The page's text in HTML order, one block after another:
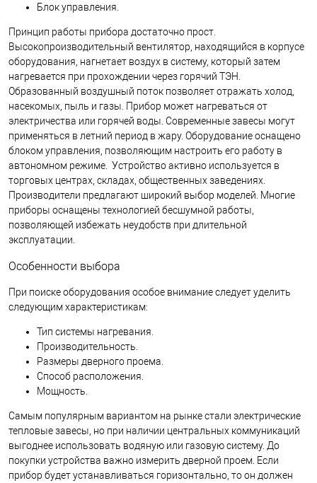
Блок управления.
Принцип работы прибора достаточно прост.
Высокопроизводительный вентилятор, находящийся в корпусе
оборудования, нагнетает воздух в систему, который затем
нагревается при прохождении через горячий ТЭН.
Образованный воздушный поток позволяет отражать холод,
насекомых, пыль и газы. Прибор может нагреваться от
электричества или горячей воды. Современные завесы могут
применяться в летний период в жару. Оборудование оснащено
блоком управления, позволяющим настроить его работу в
автономном режиме. Устройство активно используется в
торговых центрах, складах, общественных заведениях.
Производители предлагают широкий выбор моделей. Многие
приборы оснащены технологией бесшумной работы,
позволяющей избежать неудобств при длительной
эксплуатации.
Особенности выбора
При поиске оборудования особое внимание следует уделить
следующим характеристикам:
Тип системы нагревания.
Производительность.
Размеры дверного проема.
Способ расположения.
Мощность.
Самым популярным вариантом на рынке стали электрические
тепловые завесы, но при наличии центральных коммуникаций
выгоднее использовать водяную или газовую систему. До
покупки устройства важно измерить дверной проем. Если
прибор будет устанавливаться горизонтально, то он должен